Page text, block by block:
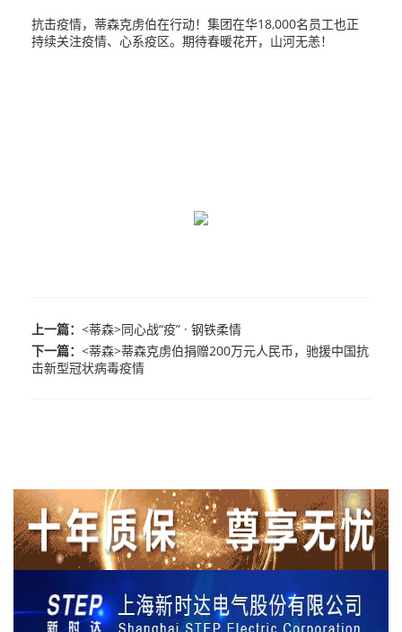
抗击疫情，蒂森克虏伯在行动！集团在华18,000名员工也正
持续关注疫情、心系疫区。期待春暖花开，山河无恙！
上一篇： <蒂森>同心战“疫” · 钢铁柔情
下一篇： <蒂森>蒂森克虏伯捐赠200万元人民币，驰援中国抗
击新型冠状病毒疫情